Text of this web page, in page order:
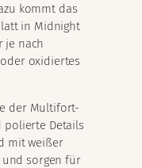
kommt das
in Midnight
je nach
oxidiertes
der Multifort-
Details
mit weißer
sorgen für